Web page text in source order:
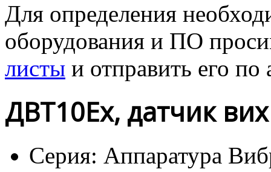
Для определения
оборудования и ПО
листы и отправить его по
ДВТ10Ex, датчик
Серия: Аппаратура